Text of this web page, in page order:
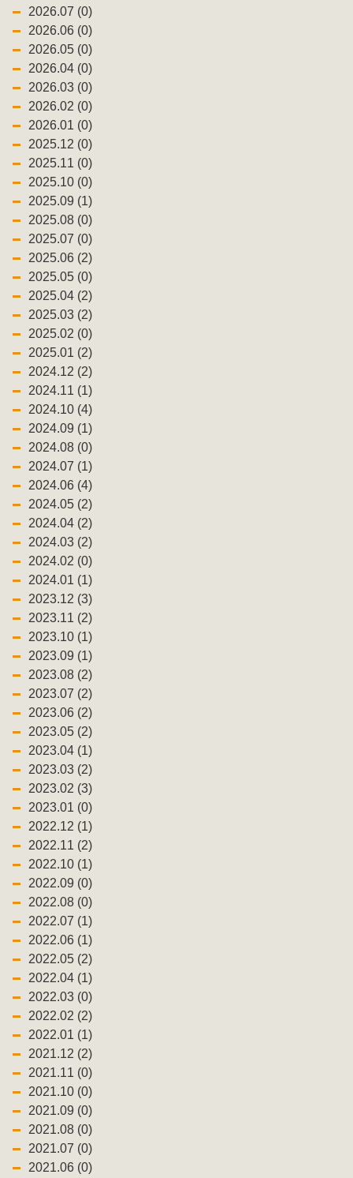
2026.07 (0)
2026.06 (0)
2026.05 (0)
2026.04 (0)
2026.03 (0)
2026.02 (0)
2026.01 (0)
2025.12 (0)
2025.11 (0)
2025.10 (0)
2025.09 (1)
2025.08 (0)
2025.07 (0)
2025.06 (2)
2025.05 (0)
2025.04 (2)
2025.03 (2)
2025.02 (0)
2025.01 (2)
2024.12 (2)
2024.11 (1)
2024.10 (4)
2024.09 (1)
2024.08 (0)
2024.07 (1)
2024.06 (4)
2024.05 (2)
2024.04 (2)
2024.03 (2)
2024.02 (0)
2024.01 (1)
2023.12 (3)
2023.11 (2)
2023.10 (1)
2023.09 (1)
2023.08 (2)
2023.07 (2)
2023.06 (2)
2023.05 (2)
2023.04 (1)
2023.03 (2)
2023.02 (3)
2023.01 (0)
2022.12 (1)
2022.11 (2)
2022.10 (1)
2022.09 (0)
2022.08 (0)
2022.07 (1)
2022.06 (1)
2022.05 (2)
2022.04 (1)
2022.03 (0)
2022.02 (2)
2022.01 (1)
2021.12 (2)
2021.11 (0)
2021.10 (0)
2021.09 (0)
2021.08 (0)
2021.07 (0)
2021.06 (0)